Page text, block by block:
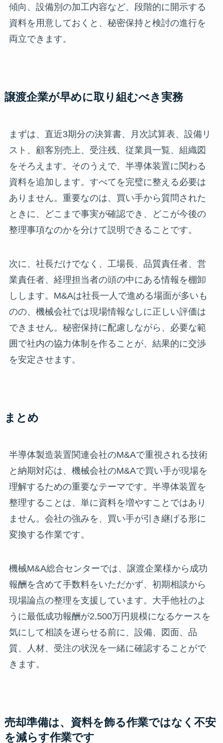
傾向、設備別の加工内容など、段階的に開示する
資料を用意しておくと、秘密保持と検討の進行を
両立できます。
譲渡企業が早めに取り組むべき実務
まずは、直近3期分の決算書、月次試算表、設備リ
スト、顧客別売上、受注残、従業員一覧、組織図
をそろえます。そのうえで、半導体装置に関わる
資料を追加します。すべてを完璧に整える必要は
ありません。重要なのは、買い手から質問された
ときに、どこまで事実が確認でき、どこが今後の
整理事項なのかを分けて説明できることです。
次に、社長だけでなく、工場長、品質責任者、営
業責任者、経理担当者の頭の中にある情報を棚卸
しします。M&Aは社長一人で進める場面が多いも
のの、機械会社では現場情報なしに正しい評価は
できません。秘密保持に配慮しながら、必要な範
囲で社内の協力体制を作ることが、結果的に交渉
を安定させます。
まとめ
半導体製造装置関連会社のM&Aで重視される技術
と納期対応は、機械会社のM&Aで買い手が現場を
理解するための重要なテーマです。半導体装置を
整理することは、単に資料を増やすことではあり
ません。会社の強みを、買い手が引き継げる形に
変換する作業です。
機械M&A総合センターでは、譲渡企業様から成功
報酬を含めて手数料をいただかず、初期相談から
現場論点の整理を支援しています。大手他社のよ
うに最低成功報酬が2,500万円規模になるケースを
気にして相談を遅らせる前に、設備、図面、品
質、人材、受注の状況を一緒に確認することがで
きます。
売却準備は、資料を飾る作業ではなく不安
を減らす作業です